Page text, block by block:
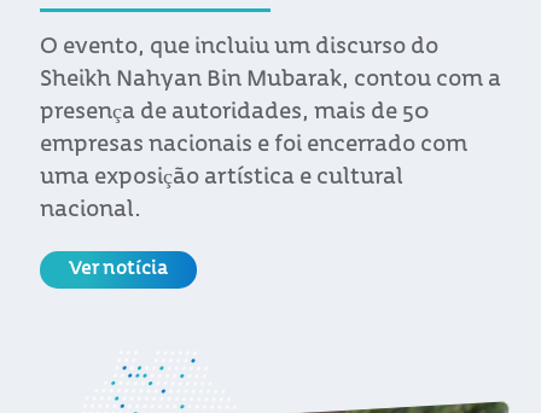
O evento, que incluiu um discurso do
Sheikh Nahyan Bin Mubarak, contou com a
presença de autoridades, mais de 50
empresas nacionais e foi encerrado com
uma exposição artística e cultural
nacional.
Ver notícia